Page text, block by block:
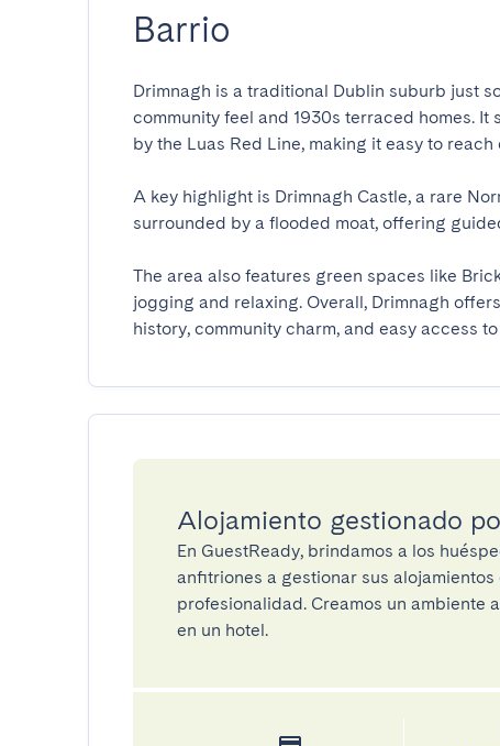
Barrio
Drimnagh is a traditional Dublin suburb just
community feel and 1930s terraced homes.
by the Luas Red Line, making it easy to
A key highlight is Drimnagh Castle, a rare
surrounded by a flooded moat, offering
The area also features green spaces like
jogging and relaxing. Overall, Drimnagh
history, community charm, and easy access
Alojamiento gestionado
En GuestReady, brindamos a los
anfitriones a gestionar sus
profesionalidad. Creamos un ambiente
en un hotel.